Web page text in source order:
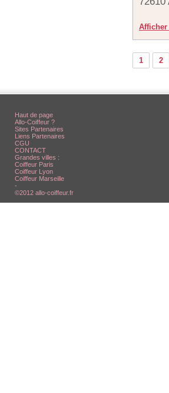
1 2
Haut de page
Allo-Coiffeur ?
Sites Partenaires
Liens Partenaires
CGU
CONTACT
Grandes villes :
Coiffeur Paris
Coiffeur Lyon
Coiffeur Marseille
-
©2012 allo-coiffeur.fr